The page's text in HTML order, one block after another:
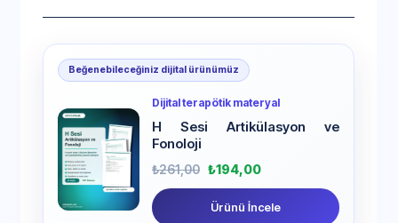
Beğenebileceğiniz dijital ürünümüz
Dijital terapötik materyal
H Sesi Artikülasyon ve
Fonoloji
₺261,00 ₺194,00
Ürünü İncele